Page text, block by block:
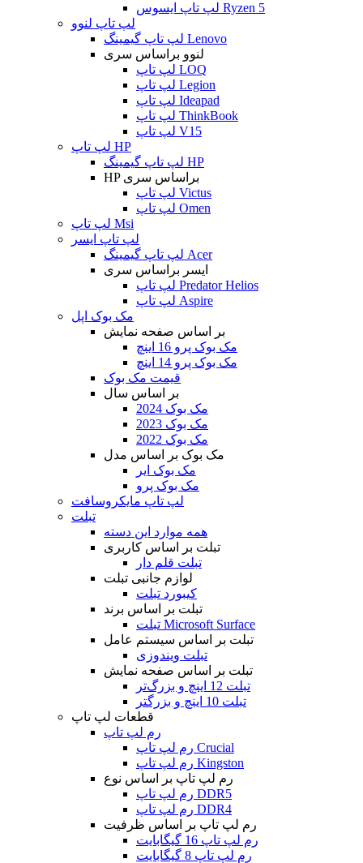
لپ تاپ ایسوس Ryzen 5
لپ تاپ لنوو
لپ تاپ گیمینگ Lenovo
لنوو براساس سری
لپ تاپ LOQ
لپ تاپ Legion
لپ تاپ Ideapad
لپ تاپ ThinkBook
لپ تاپ V15
لپ تاپ HP
لپ تاپ گیمینگ HP
HP براساس سری
لپ تاپ Victus
لپ تاپ Omen
لپ تاپ Msi
لپ تاپ ایسر
لپ تاپ گیمینگ Acer
ایسر براساس سری
لپ تاپ Predator Helios
لپ تاپ Aspire
مک بوک اپل
بر اساس صفحه نمایش
مک بوک پرو 16 اینچ
مک بوک پرو 14 اینچ
قیمت مک بوک
بر اساس سال
مک بوک 2024
مک بوک 2023
مک بوک 2022
مک بوک بر اساس مدل
مک بوک ایر
مک بوک پرو
لپ تاپ مایکروسافت
تبلت
همه موارد این دسته
تبلت بر اساس کاربری
تبلت قلم دار
لوازم جانبی تبلت
کیبورد تبلت
تبلت بر اساس برند
تبلت Microsoft Surface
تبلت بر اساس سیستم عامل
تبلت ویندوزی
تبلت بر اساس صفحه نمایش
تبلت 12 اینچ و بزرگ‌تر
تبلت 10 اینچ و بزرگتر
قطعات لپ تاپ
رم لپ تاپ
رم لپ تاپ Crucial
رم لپ تاپ Kingston
رم لپ تاپ بر اساس نوع
رم لپ تاپ DDR5
رم لپ تاپ DDR4
رم لپ تاپ بر اساس ظرفیت
رم لپ تاپ 16 گیگابایت
رم لپ تاپ 8 گیگابایت